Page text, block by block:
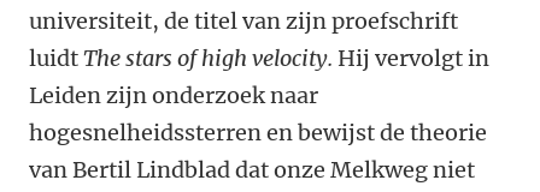
universiteit, de titel van zijn proefschrift
luidtThe stars of high velocity. Hij vervolgt in
Leiden zijn onderzoek naar
hogesnelheidssterren en bewijst de theorie
van Bertil Lindblad dat onze Melkweg niet